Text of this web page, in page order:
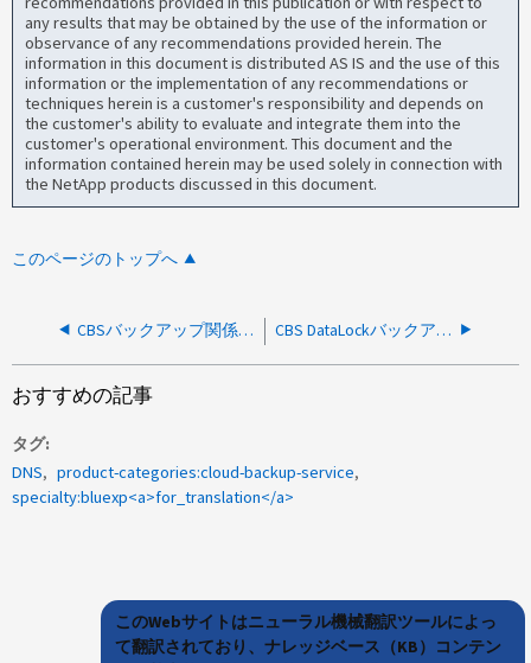
any results that may be obtained by the use of the information or
observance of any recommendations provided herein. The
information in this document is distributed AS IS and the use of this
information or the implementation of any recommendations or
techniques herein is a customer's responsibility and depends on
the customer's ability to evaluate and integrate them into the
customer's operational environment. This document and the
information contained herein may be used solely in connection with
the NetApp products discussed in this document.
このページのトップへ
CBSバックアップ関係をBluexp UIから削除できませんでした CBS DataLockバックアップが「Failure to perform I/O with the capacity tier」というエラーで失敗します。
おすすめの記事
タグ
DNS
product-categories:cloud-backup-service
specialty:bluexp<a>for_translation</a>
このWebサイトはニューラル機械翻訳ツールによっ
て翻訳されており、ナレッジベース（KB）コンテン